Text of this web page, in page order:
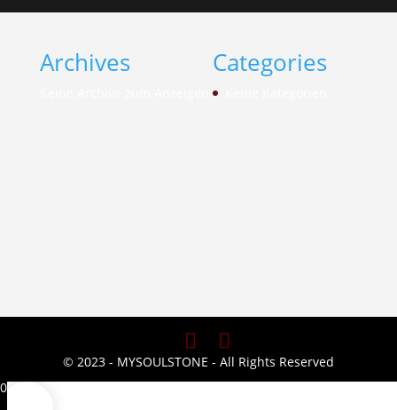
Archives Categories
© 2023 - MYSOULSTONE - All Rights Reserved
0